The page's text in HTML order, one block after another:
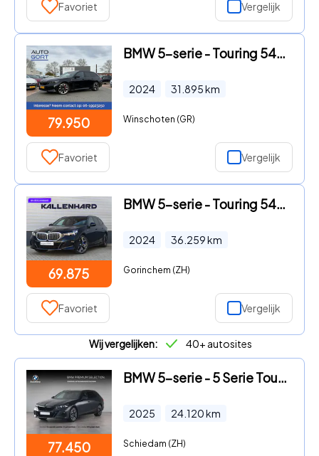
Favoriet Vergelijk
79.950
BMW 5-serie - Touring 540d xDrive M-Sport Pro | Harman Kardon | Trekhaak |
2024 31.895km
Winschoten (GR)
Favoriet Vergelijk
69.875
BMW 5-serie - Touring 540d xDrive M-Sport - Individual Leder - Memoryzetel
2024 36.259km
Gorinchem (ZH)
Favoriet Vergelijk
Wij vergelijken: 40+ autosites
77.450
BMW 5-serie - 5 Serie Touring 540d xDrive
2025 24.120km
Schiedam (ZH)